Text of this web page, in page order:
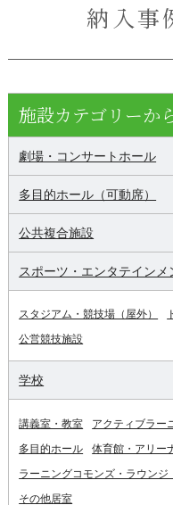
納入事
施設カテゴリーか
劇場・コンサートホール
多目的ホール（可動席）
公共複合施設
スポーツ・エンタテインメ
スタジアム・競技場（屋外）
公営競技施設
学校
講義室・教室 アクティブラー
多目的ホール
体育館・アリー
ラーニングコモンズ・ラウンジ
その他居室